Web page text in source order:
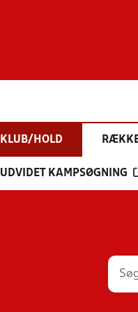
KLUB/HOLD
UDVIDET KAMPSØGNING